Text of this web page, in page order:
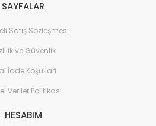
SAYFALAR
Satış Sözleşmesi
ve Güvenlik
İade Koşullari
Veriler Politikası
HESABIM